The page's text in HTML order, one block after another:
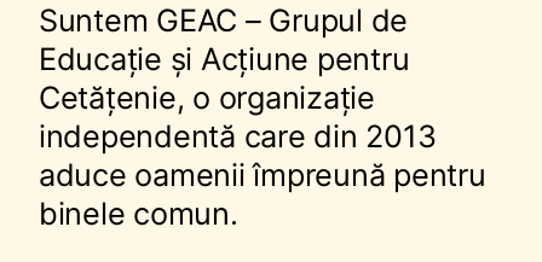
Suntem GEAC – Grupul de
Educație și Acțiune pentru
Cetățenie, o organizație
independentă care din 2013
aduce oamenii împreună pentru
binele comun.